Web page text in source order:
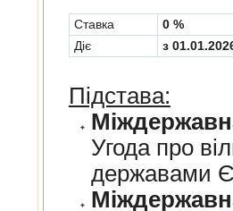
Cтавка
0 %
Діє
з
Підстава:
Угода про
державами